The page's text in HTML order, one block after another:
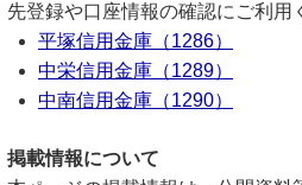
先登録や口座情報の確認にご利用
平塚信用金庫（1286）
中栄信用金庫（1289）
中南信用金庫（1290）
掲載情報について